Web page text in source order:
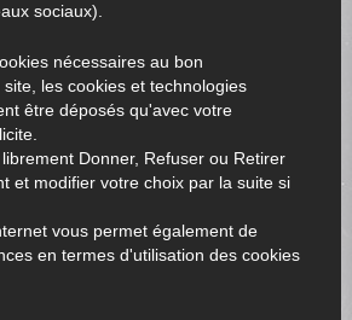
sociaux).
nécessaires au bon
les cookies et technologies
être déposés qu'avec votre
Donner, Refuser ou Retirer
et modifier votre choix par la suite si
vous permet également de
en termes d'utilisation des cookies